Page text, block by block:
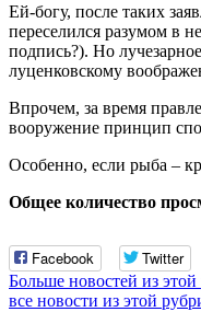
Ей-богу, после таких
переселился разумом в
подпись?). Но
луценковскому
Впрочем, за время
вооружение принцип
Особенно, если рыба –
Общее количество
Facebook Twitter
Больше новостей из
все новости из этой